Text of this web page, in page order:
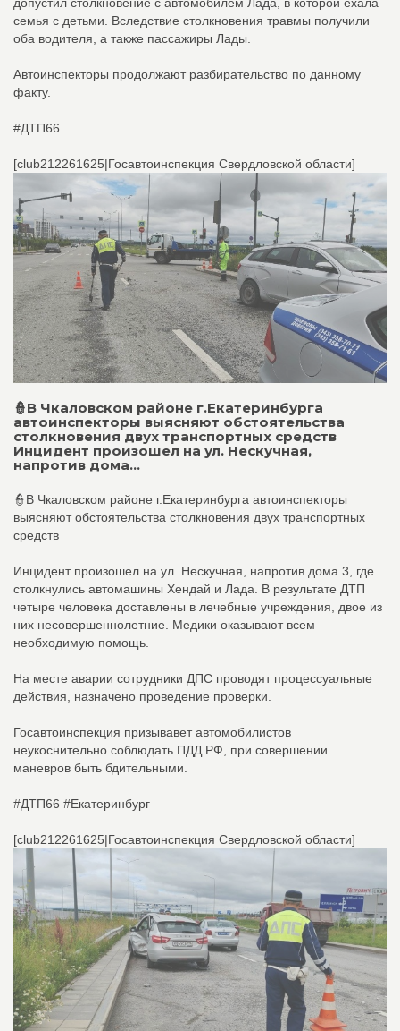
семья с детьми. Вследствие столкновения травмы получили
оба водителя, а также пассажиры Лады.
Автоинспекторы продолжают разбирательство по данному
факту.
#ДТП66
[club212261625|Госавтоинспекция Свердловской области]
👮В Чкаловском районе г.Екатеринбурга
автоинспекторы выясняют обстоятельства
столкновения двух транспортных средств
Инцидент произошел на ул. Нескучная,
напротив дома...
👮В Чкаловском районе г.Екатеринбурга автоинспекторы
выясняют обстоятельства столкновения двух транспортных
средств
Инцидент произошел на ул. Нескучная, напротив дома 3, где
столкнулись автомашины Хендай и Лада. В результате ДТП
четыре человека доставлены в лечебные учреждения, двое из
них несовершеннолетние. Медики оказывают всем
необходимую помощь.
На месте аварии сотрудники ДПС проводят процессуальные
действия, назначено проведение проверки.
Госавтоинспекция призывавет автомобилистов
неукоснительно соблюдать ПДД РФ, при совершении
маневров быть бдительными.
#ДТП66 #Екатеринбург
[club212261625|Госавтоинспекция Свердловской области]